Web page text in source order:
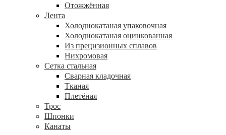
Отожжённая
Лента
Холоднокатаная упаковочная
Холоднокатаная оцинкованная
Из прецизионных сплавов
Нихромовая
Сетка стальная
Сварная кладочная
Тканая
Плетёная
Трос
Шпонки
Канаты